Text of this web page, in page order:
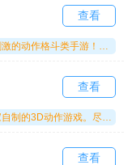
《城市斗士中文版》是一款超燃超刺激的动作格斗类手游！游戏里的武器和服装都能自由选择，选一件你最钟爱的武器，能让战斗变得更轻松！敌人会从四面八方涌来，想顺利获胜的话，就得提升自己的操作熟练度哦！要是觉得这款游戏还不错，就赶紧来体验吧，还在犹豫什么呢？
查看
《锦衣行：异人之下贫民版》是玩家自制的3D动作游戏。尽管它只是网游爱好者的自制作品，安装包仅几百兆大小，但游戏质量相当出色：首先动作系统极为流畅，玩家能体验拼刀、连招、格挡、闪避等丰富操作，充分展现自己的格斗技巧；其次采用3D视角，可从多角度发起进攻或抵御来自不同方向的攻击。感兴趣的玩家不妨来试试！
查看
查看